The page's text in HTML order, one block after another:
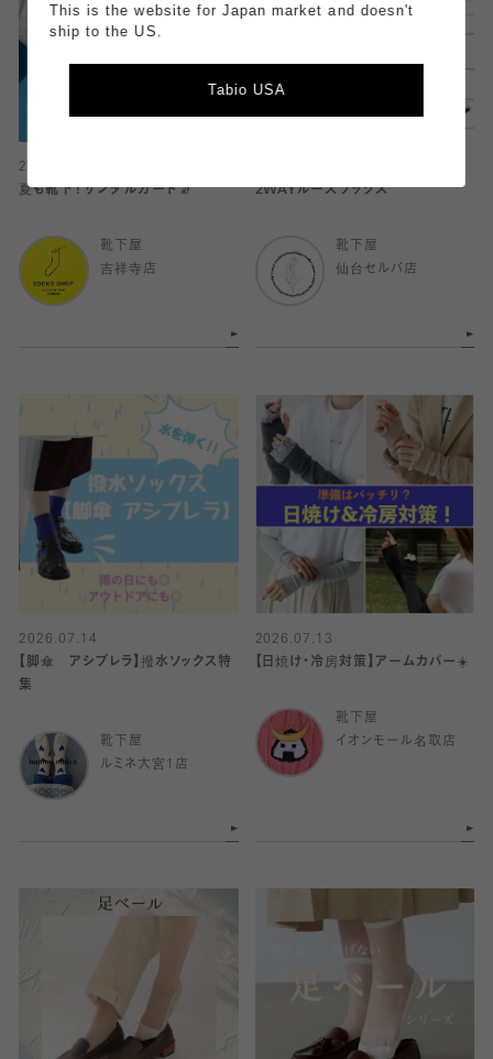
2026.07.16
夏も靴下！サンダルガード🧦
靴下屋
吉祥寺店
2WAYルーズソックス
靴下屋
仙台セルバ店
2026.07.14
【脚傘 アシブレラ】撥水ソックス特
集
靴下屋
ルミネ大宮1店
2026.07.13
【日焼け・冷房対策】アームカバー☀️
靴下屋
イオンモール名取店
This is the website for Japan market and doesn't
ship to the US.
Tabio USA